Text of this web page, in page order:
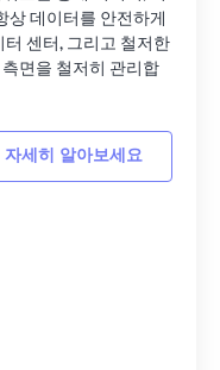
상 데이터를 안전하게
센터, 그리고 철저한
면을 철저히 관리합
세히 알아보세요